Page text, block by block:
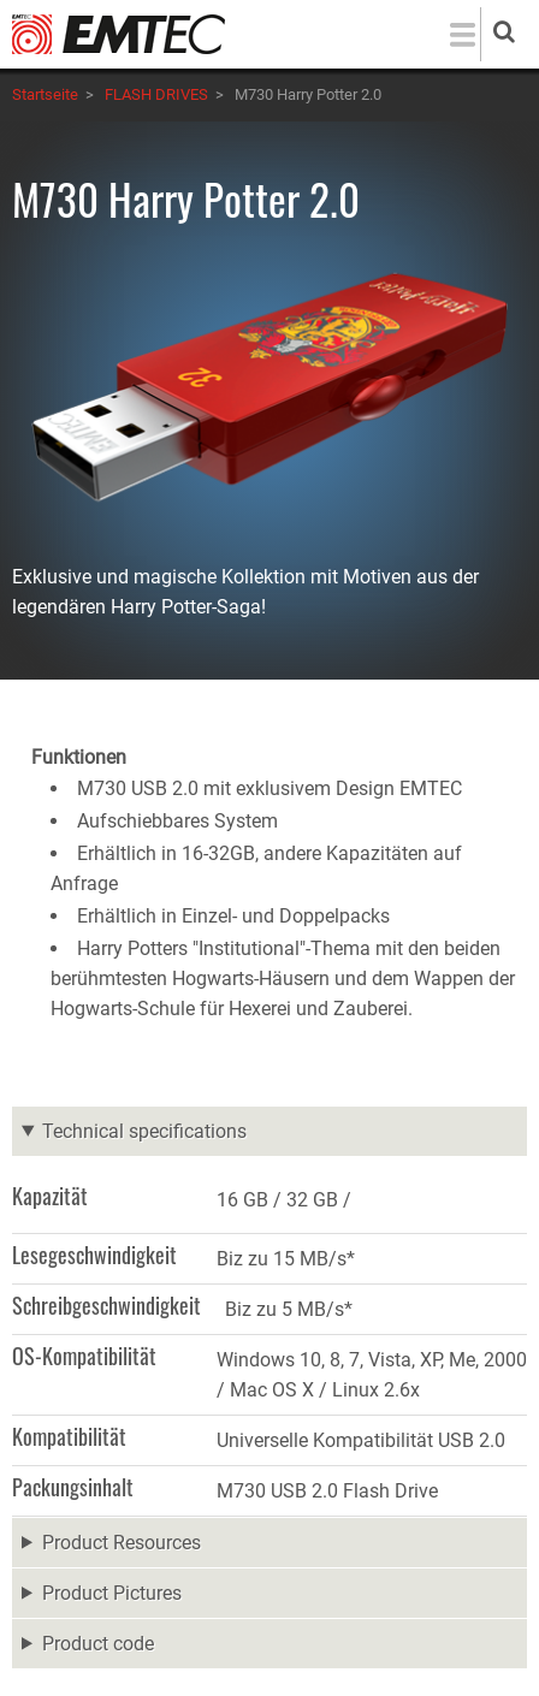
Direkt
zum
Inhalt
Startseite > FLASH DRIVES > M730 Harry Potter 2.0
M730 Harry Potter 2.0
Exklusive und magische Kollektion mit Motiven aus der
legendären Harry Potter-Saga!
Funktionen
M730 USB 2.0 mit exklusivem Design EMTEC
Aufschiebbares System
Erhältlich in 16-32GB, andere Kapazitäten auf
Anfrage
Erhältlich in Einzel- und Doppelpacks
Harry Potters "Institutional"-Thema mit den beiden
berühmtesten Hogwarts-Häusern und dem Wappen der
Hogwarts-Schule für Hexerei und Zauberei.
Technical specifications
Kapazität 16 GB 32 GB
Lesegeschwindigkeit Biz zu 15 MB/s*
Schreibgeschwindigkeit Biz zu 5 MB/s*
OS-Kompatibilität
Windows 10, 8, 7, Vista, XP, Me, 2000
/ Mac OS X / Linux 2.6x
Kompatibilität Universelle Kompatibilität USB 2.0
Packungsinhalt M730 USB 2.0 Flash Drive
Product Resources
Product Pictures
Product code